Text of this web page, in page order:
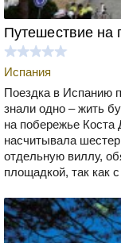
Путешествие на
Испания
Поездка в Испанию
знали одно – жить
на побережье Коста
насчитывала
отдельную виллу,
площадкой, так как